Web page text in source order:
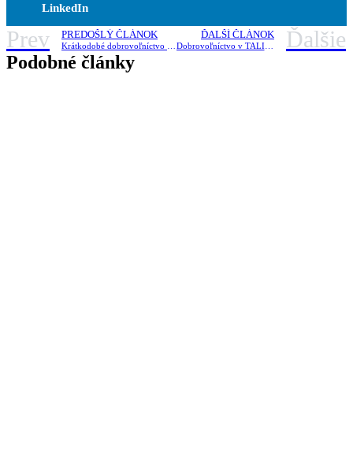
LinkedIn
Prev PREDOŠLÝ ČLÁNOK ĎALŠÍ ČLÁNOK
Dobrovoľníctvo v TALIANSKU! Ďalšie
Podobné články